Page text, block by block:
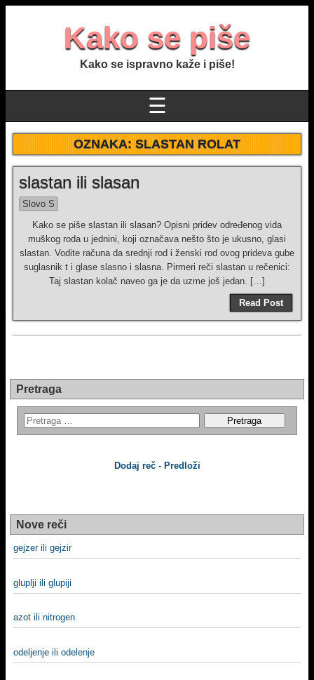
Kako se piše
Kako se ispravno kaže i piše!
☰
OZNAKA:SLASTAN ROLAT
slastan ili slasan
Slovo S
Kako se piše slastan ili slasan? Opisni pridev određenog vida
muškog roda u jednini, koji označava nešto što je ukusno, glasi
slastan. Vodite računa da srednji rod i ženski rod ovog prideva gube
suglasnik t i glase slasno i slasna. Pirmeri reči slastan u rečenici:
Taj slastan kolač naveo ga je da uzme još jedan. […]
Read Post
Pretraga
Dodaj reč - Predloži
Nove reči
gejzer ili gejzir
gluplji ili glupiji
azot ili nitrogen
odeljenje ili odelenje